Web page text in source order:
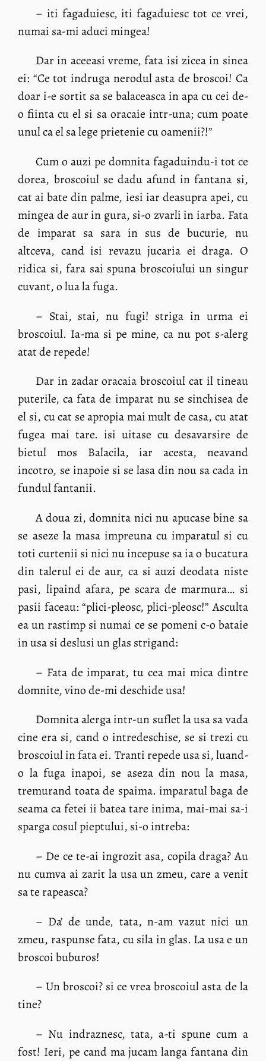
– iti fagaduiesc, iti fagaduiesc tot ce vrei,
numai sa-mi aduci mingea!
Dar in aceeasi vreme, fata isi zicea in sinea
ei: “Ce tot indruga nerodul asta de broscoi! Ca
doar i-e sortit sa se balaceasca in apa cu cei de-
o fiinta cu el si sa oracaie intr-una; cum poate
unul ca el sa lege prietenie cu oamenii?!”
Cum o auzi pe domnita fagaduindu-i tot ce
dorea, broscoiul se dadu afund in fantana si,
cat ai bate din palme, iesi iar deasupra apei, cu
mingea de aur in gura, si-o zvarli in iarba. Fata
de imparat sa sara in sus de bucurie, nu
altceva, cand isi revazu jucaria ei draga. O
ridica si, fara sai spuna broscoiului un singur
cuvant, o lua la fuga.
– Stai, stai, nu fugi! striga in urma ei
broscoiul. Ia-ma si pe mine, ca nu pot s-alerg
atat de repede!
Dar in zadar oracaia broscoiul cat il tineau
puterile, ca fata de imparat nu se sinchisea de
el si, cu cat se apropia mai mult de casa, cu atat
fugea mai tare. isi uitase cu desavarsire de
bietul mos Balacila, iar acesta, neavand
incotro, se inapoie si se lasa din nou sa cada in
fundul fantanii.
A doua zi, domnita nici nu apucase bine sa
se aseze la masa impreuna cu imparatul si cu
toti curtenii si nici nu incepuse sa ia o bucatura
din talerul ei de aur, ca si auzi deodata niste
pasi, lipaind afara, pe scara de marmura… si
pasii faceau: “plici-pleosc, plici-pleosc!” Asculta
ea un rastimp si numai ce se pomeni c-o bataie
in usa si deslusi un glas strigand:
– Fata de imparat, tu cea mai mica dintre
domnite, vino de-mi deschide usa!
Domnita alerga intr-un suflet la usa sa vada
cine era si, cand o intredeschise, se si trezi cu
broscoiul in fata ei. Tranti repede usa si, luand-
o la fuga inapoi, se aseza din nou la masa,
tremurand toata de spaima. imparatul baga de
seama ca fetei ii batea tare inima, mai-mai sa-i
sparga cosul pieptului, si-o intreba:
– De ce te-ai ingrozit asa, copila draga? Au
nu cumva ai zarit la usa un zmeu, care a venit
sa te rapeasca?
– Da’ de unde, tata, n-am vazut nici un
zmeu, raspunse fata, cu sila in glas. La usa e un
broscoi buburos!
– Un broscoi? si ce vrea broscoiul asta de la
tine?
– Nu indraznesc, tata, a-ti spune cum a
fost! Ieri, pe cand ma jucam langa fantana din